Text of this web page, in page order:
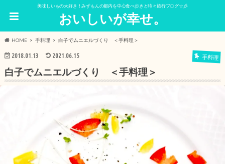
美味しいもの大好き！みずもんの都内を中心食べ歩きと時々旅行ブログ☆彡
おいしいが幸せ。
HOME 手料理 白子でムニエルづくり ＜手料理＞
2018.01.13 2021.06.15 手料理
白子でムニエルづくり ＜手料理＞